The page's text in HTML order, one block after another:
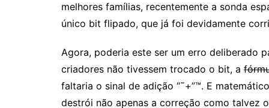
melhores famílias, recentemente a sonda
único bit flipado, que já foi devidamente
Agora, poderia este ser um erro deliberado
criadores não tivessem trocado o bit, a
faltaria o sinal de adição “˜+”™. E
destrói não apenas a correção como talvez